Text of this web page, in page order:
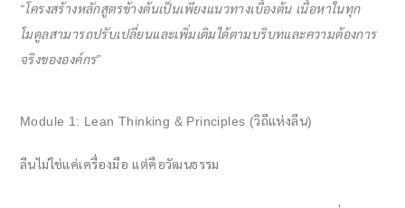
“โครงสร้างหลักสูตรข้างต้นเป็นเพียงแนวทางเบื้องต้น เนื้อหาในทุก
โมดูลสามารถปรับเปลี่ยนและเพิ่มเติมได้ตามบริบทและความต้องการ
จริงขององค์กร”
Module 1: Lean Thinking & Principles (วิถีแห่งลีน)
ลีนไม่ใช่แค่เครื่องมือ แต่คือวัฒนธรรม